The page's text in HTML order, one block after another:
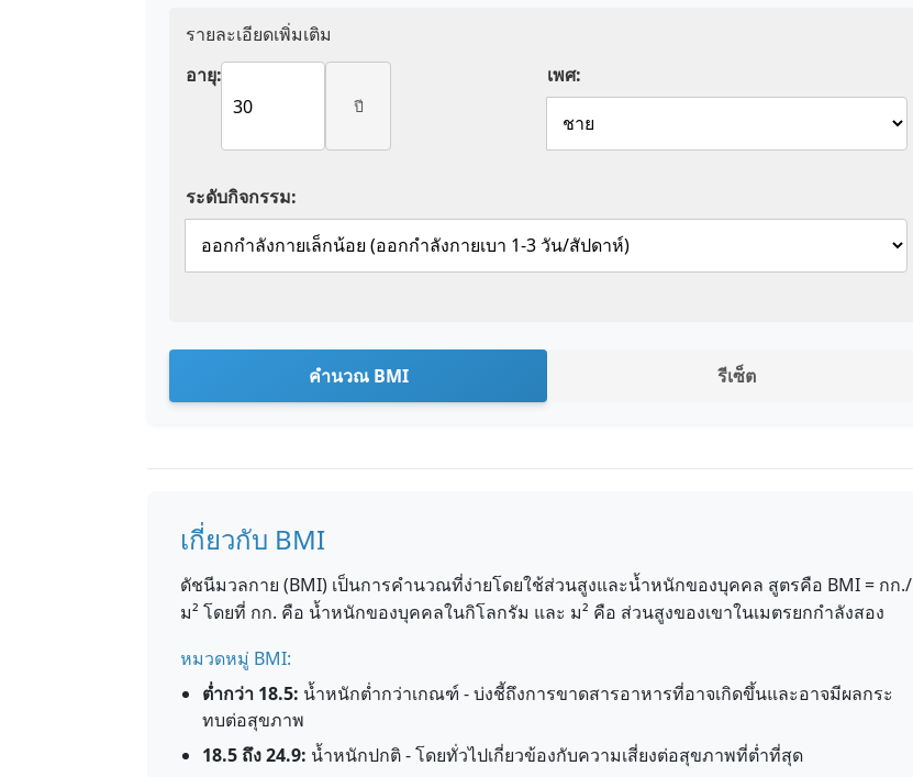
รายละเอียดเพิ่มเติม
อายุ:
ปี
เพศ:
ระดับกิจกรรม:
คำนวณ BMI รีเซ็ต
เกี่ยวกับ BMI
ดัชนีมวลกาย (BMI) เป็นการคำนวณที่ง่ายโดยใช้ส่วนสูงและน้ำหนักของบุคคล สูตรคือ BMI = กก./
ม² โดยที่ กก. คือ น้ำหนักของบุคคลในกิโลกรัม และ ม² คือ ส่วนสูงของเขาในเมตรยกกำลังสอง
หมวดหมู่ BMI:
ต่ำกว่า 18.5: น้ำหนักต่ำกว่าเกณฑ์ - บ่งชี้ถึงการขาดสารอาหารที่อาจเกิดขึ้นและอาจมีผลกระ
ทบต่อสุขภาพ
18.5 ถึง 24.9: น้ำหนักปกติ - โดยทั่วไปเกี่ยวข้องกับความเสี่ยงต่อสุขภาพที่ต่ำที่สุด